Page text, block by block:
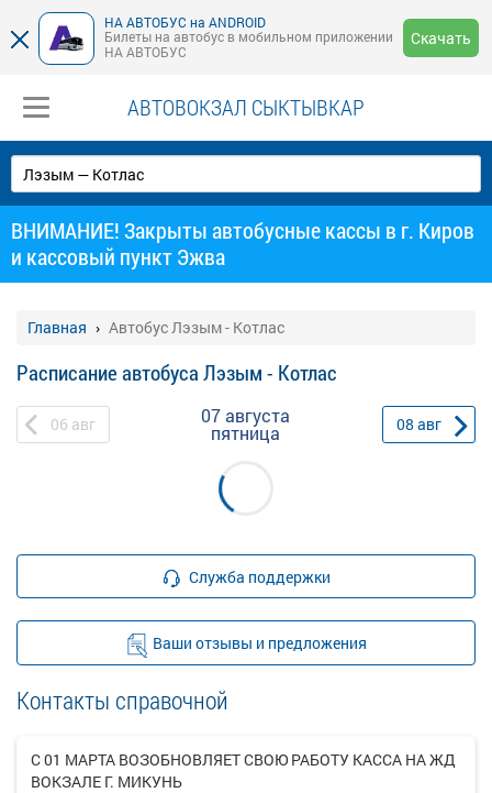
НА АВТОБУС на ANDROID
Билеты на автобус в мобильном приложении
НА АВТОБУС
Скачать
АВТОВОКЗАЛ СЫКТЫВКАР
ВНИМАНИЕ! Закрыты автобусные кассы в г. Киров
и кассовый пункт Эжва
Главная Автобус Лэзым - Котлас
Расписание автобуса Лэзым - Котлас
06 авг 07 августа
пятница 08 авг
Служба поддержки
Ваши отзывы и предложения
Контакты справочной
С 01 МАРТА ВОЗОБНОВЛЯЕТ СВОЮ РАБОТУ КАССА НА ЖД
ВОКЗАЛЕ Г. МИКУНЬ